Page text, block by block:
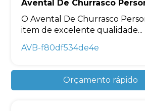
Avental De Churrasco
O Avental De Churrasco
item de excelente qualidade...
AVB-f80df534de4e
Orçamento rápido